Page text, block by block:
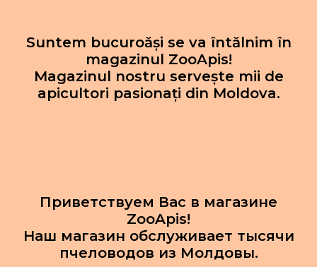
Suntem bucuroăși se va întălnim în
magazinul ZooApis!
Magazinul nostru servește mii de
apicultori pasionați din Moldova.
Приветствуем Вас в магазине
ZooApis!
Наш магазин обслуживает тысячи
пчеловодов из Молдовы.